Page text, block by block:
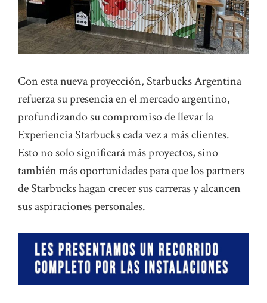
Con esta nueva proyección, Starbucks Argentina
refuerza su presencia en el mercado argentino,
profundizando su compromiso de llevar la
Experiencia Starbucks cada vez a más clientes.
Esto no solo significará más proyectos, sino
también más oportunidades para que los partners
de Starbucks hagan crecer sus carreras y alcancen
sus aspiraciones personales.